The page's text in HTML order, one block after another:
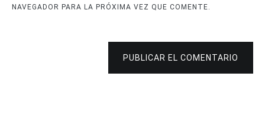
NAVEGADOR PARA LA PRÓXIMA VEZ QUE COMENTE.
PUBLICAR EL COMENTARIO